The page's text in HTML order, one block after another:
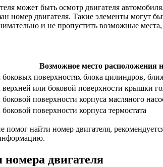
может быть осмотр двигателя
номер двигателя. Такие элементы могут
и не пропустить возможные
Возможное место расположения
поверхностях блока цилиндров,
или боковой поверхности крышки
поверхности корпуса масляного
поверхности корпуса термостата
найти номер двигателя,
двигателя